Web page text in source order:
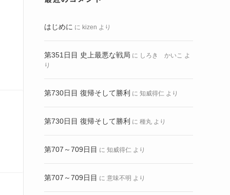
はじめに に kizen より
第351日目 史上最悪な戦局 に しろき かいこ よ
り
第730日目 復帰そして勝利 に 知威得仁 より
第730日目 復帰そして勝利 に 種丸 より
第707～709日目 に 知威得仁 より
第707～709日目 に 意味不明 より